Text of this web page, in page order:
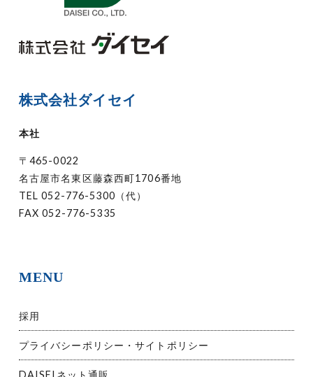
株式会社ダイセイ
本社
〒465-0022
名古屋市名東区藤森西町1706番地
TEL052-776-5300（代）
FAX 052-776-5335
MENU
採用
プライバシーポリシー・サイトポリシー
DAISEIネット通販